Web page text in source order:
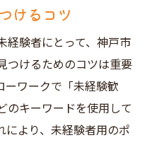
けるコツ
経験者にとって、神戸市
つけるためのコツは重要
ーワークで「未経験歓
のキーワードを使用して
により、未経験者用のポ